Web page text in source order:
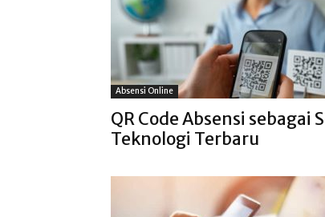
Absensi Online
QR Code Absensi sebagai
Teknologi Terbaru